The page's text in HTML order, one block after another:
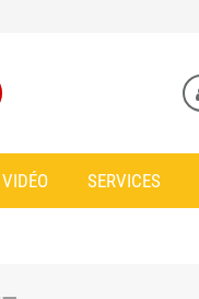
SERVICES